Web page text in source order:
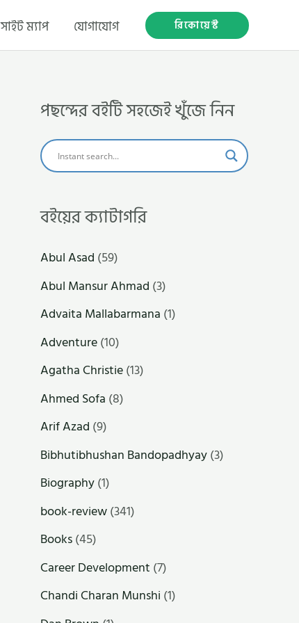
সাইট ম্যাপ যোগাযোগ রিকোয়েস্ট
পছন্দের বইটি সহজেই খুঁজে নিন
বইয়ের ক্যাটাগরি
Abul Asad (59)
Abul Mansur Ahmad (3)
Advaita Mallabarmana (1)
Adventure(10)
Agatha Christie(13)
Ahmed Sofa (8)
Arif Azad (9)
Bibhutibhushan Bandopadhyay(3)
Biography(1)
book-review(341)
Books(45)
Career Development (7)
Chandi Charan Munshi (1)